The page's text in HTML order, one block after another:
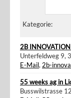
Kategorie:
2B
Unterfeldweg 9,
E-Mail, 2b-
55 weeks ag in
Busswilstrasse